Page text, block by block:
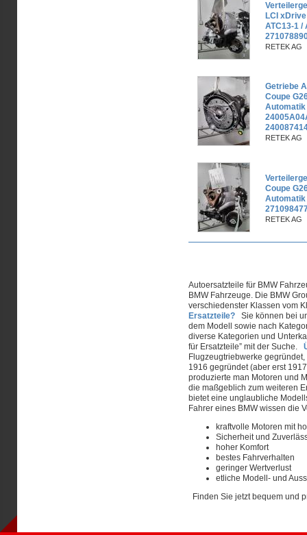
LCI
ATC13-1 /
RETEK AG
Getriebe
Coupe
Automatik
RETEK AG
Coupe
Automatik
RETEK AG
Autoersatzteile für BMW
BMW Fahrzeuge. Die BMW
verschiedenster Klassen vom
Ersatzteile? Sie können bei
dem Modell sowie nach
diverse Kategorien und
für Ersatzteile” mit der Suche.
Flugzeugtriebwerke
1916 gegründet (aber erst
produzierte man Motoren und
die maßgeblich zum weiteren
bietet eine unglaubliche
Fahrer eines BMW wissen die
kraftvolle Motoren mit
Sicherheit und
hoher Komfort
bestes Fahrverhalten
geringer Wertverlust
etliche Modell- und
Finden Sie jetzt bequem und